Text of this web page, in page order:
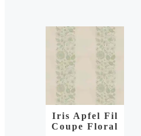
Iris Apfel Fil
Coupe Floral